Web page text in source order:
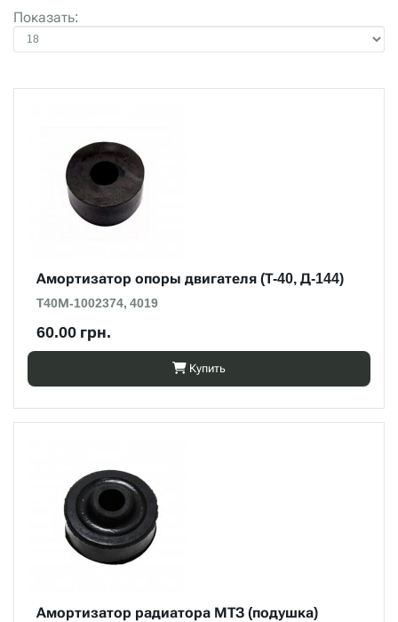
Показать:
Амортизатор опоры двигателя (Т-40, Д-144)
Т40М-1002374, 4019
60.00 грн.
Купить
Амортизатор радиатора МТЗ (подушка)